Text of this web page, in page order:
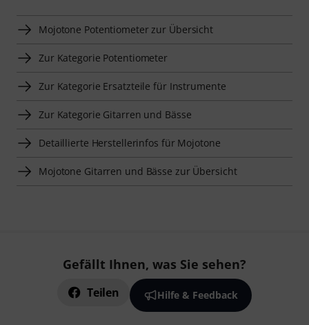
Mojotone Potentiometer zur Übersicht
Zur Kategorie Potentiometer
Zur Kategorie Ersatzteile für Instrumente
Zur Kategorie Gitarren und Bässe
Detaillierte Herstellerinfos für Mojotone
Mojotone Gitarren und Bässe zur Übersicht
Gefällt Ihnen, was Sie sehen?
Teilen Hilfe & Feedback